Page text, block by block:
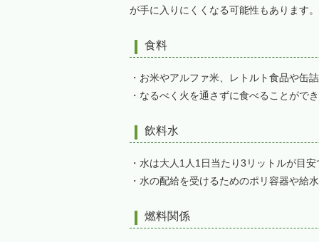
が手に入りにくくなる可能性もあります
食料
・お米やアルファ米、レトルト食品や缶
・なるべく火を通さずに食べることがで
飲料水
・水は大人1人1日当たり3リットルが目安
・水の配給を受けるためのポリ容器や給
燃料関係